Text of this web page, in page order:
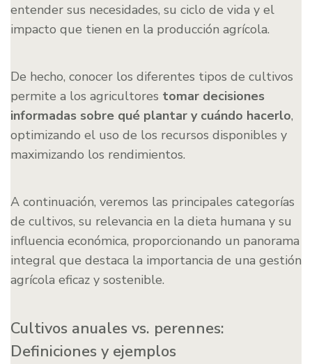
entender sus necesidades, su ciclo de vida y el
impacto que tienen en la producción agrícola.
De hecho, conocer los diferentes tipos de cultivos
permite a los agricultores tomar decisiones
informadas sobre qué plantar y cuándo hacerlo,
optimizando el uso de los recursos disponibles y
maximizando los rendimientos.
A continuación, veremos las principales categorías
de cultivos, su relevancia en la dieta humana y su
influencia económica, proporcionando un panorama
integral que destaca la importancia de una gestión
agrícola eficaz y sostenible.
Cultivos anuales vs. perennes:
Definiciones y ejemplos